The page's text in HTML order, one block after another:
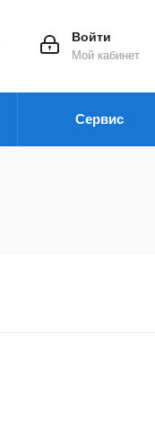
Войти
Мой кабинет
Сервис